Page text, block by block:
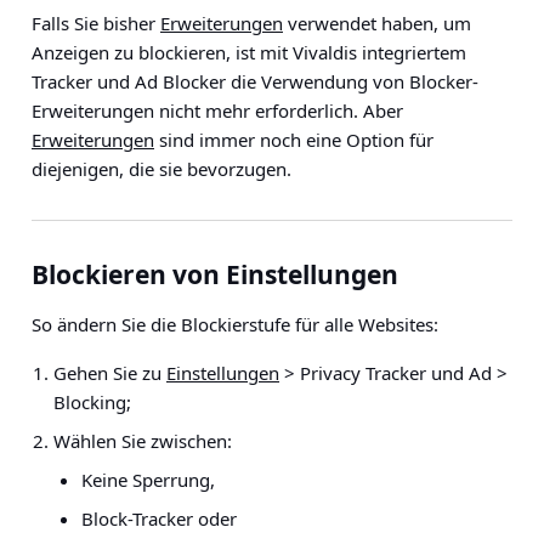
Falls Sie bisher Erweiterungen verwendet haben, um
Anzeigen zu blockieren, ist mit Vivaldis integriertem
Tracker und Ad Blocker die Verwendung von Blocker-
Erweiterungen nicht mehr erforderlich. Aber
Erweiterungen sind immer noch eine Option für
diejenigen, die sie bevorzugen.
Blockieren von Einstellungen
So ändern Sie die Blockierstufe für alle Websites:
Gehen Sie zu Einstellungen > Privacy Tracker und Ad >
Blocking;
Wählen Sie zwischen:
Keine Sperrung,
Block-Tracker oder